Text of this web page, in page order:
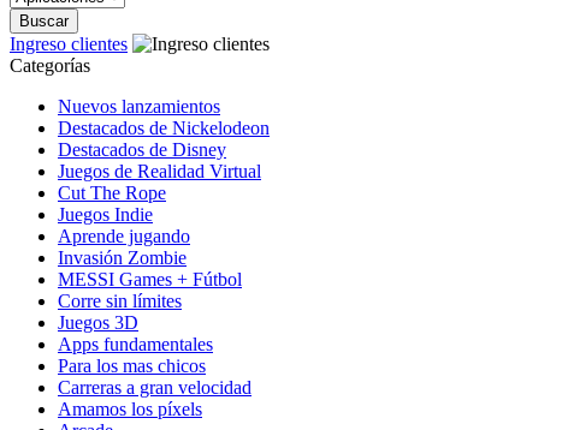
Ingreso clientes
Categorías
Nuevos lanzamientos
Destacados de Nickelodeon
Destacados de Disney
Juegos de Realidad Virtual
Cut The Rope
Juegos Indie
Aprende jugando
Invasión Zombie
MESSI Games + Fútbol
Corre sin límites
Juegos 3D
Apps fundamentales
Para los mas chicos
Carreras a gran velocidad
Amamos los píxels